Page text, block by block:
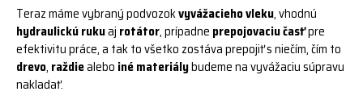
Teraz máme vybraný podvozokvyvážacieho vleku, vhodnú
hydraulickú rukuaj rotátor, prípadne prepojovaciu časťpre
efektivitu práce, a tak to všetko zostáva prepojiť s niečím, čím to
drevo, raždiealebo iné materiálybudeme na vyvážaciu súpravu
nakladať.